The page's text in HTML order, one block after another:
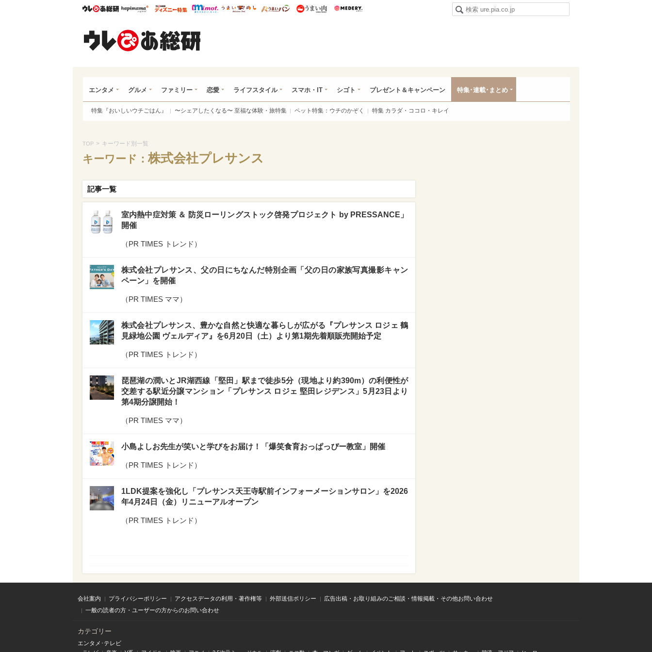
ウレぴあ総研ハピママ* ウレぴあ総研 ディズニー特集
mimot. うまいめし うまいパン うまい肉
エンタメ グルメ ファミリー 恋愛 ライフスタイル スマホ・IT シゴト プレゼント＆キャンペーン 特集･連載･まとめ
特集『おいしいウチごはん』 〜シェアしたくなる〜 至福な体験・旅特集 ペット特集：ウチのかぞく 特集 カラダ・ココロ・キレイ
TOP > キーワード別一覧
キーワード：株式会社プレサンス
記事一覧
室内熱中症対策 ＆ 防災ローリングストック啓発プロジェクト by PRESSANCE」
開催
（PR TIMES トレンド ）
株式会社プレサンス、父の日にちなんだ特別企画「父の日の家族写真撮影キャン
ペーン」を開催
（PR TIMES ママ）
株式会社プレサンス、豊かな自然と快適な暮らしが広がる『プレサンス ロジェ 鶴
見緑地公園 ヴェルディア』を6月20日（土）より第1期先着順販売開始予定
（PR TIMES トレンド ）
琵琶湖の潤いとJR湖西線「堅田」駅まで徒歩5分（現地より約390m）の利便性が
交差する駅近分譲マンション「プレサンス ロジェ 堅田レジデンス」5月23日より
第4期分譲開始！
（PR TIMES ママ）
小島よしお先生が笑いと学びをお届け！「爆笑食育おっぱっぴー教室」開催
（PR TIMES トレンド ）
1LDK提案を強化し「プレサンス天王寺駅前インフォーメーションサロン」を2026
年4月24日（金）リニューアルオープン
（PR TIMES トレンド ）
会社案内 プライバシーポリシー アクセスデータの利用・著作権等 外部送信ポリシー
広告出稿・お取り組みのご相談・情報掲載・その他お問い合わせ
一般の読者の方・ユーザーの方からのお問い合わせ
カテゴリー
エンタメ･テレビ